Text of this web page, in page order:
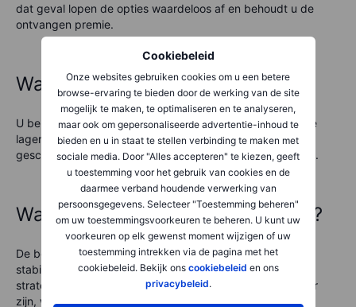
Cookiebeleid
Onze websites gebruiken cookies om u een betere
browse-ervaring te bieden door de werking van de site
mogelijk te maken, te optimaliseren en te analyseren,
maar ook om gepersonaliseerde advertentie-inhoud te
bieden en u in staat te stellen verbinding te maken met
sociale media. Door "Alles accepteren" te kiezen, geeft
u toestemming voor het gebruik van cookies en de
daarmee verband houdende verwerking van
persoonsgegevens. Selecteer "Toestemming beheren"
om uw toestemmingsvoorkeuren te beheren. U kunt uw
voorkeuren op elk gewenst moment wijzigen of uw
toestemming intrekken via de pagina met het
cookiebeleid. Bekijk ons cookiebeleid en ons
privacybeleid.
dat geval lopen de opties waardeloos af en behoudt u de
ontvangen premie.
Wanneer bent u niet blij?
U bent minder tevreden wanneer de koers stijgt boven de
lagere uitoefenprijs. In dat geval ontstaat verlies op de
geschreven call, dat kan oplopen tot het maximale verlies.
Wanneer zet u deze strategie op?
De bear call spread wordt vaak ingezet wanneer u een
stabiele of licht dalende markt verwacht. Ook kan de
strategie aantrekkelijk zijn wanneer callopties relatief duur
zijn, waardoor u meer premie ontvangt.